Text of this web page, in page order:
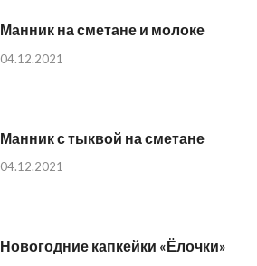
Манник на сметане и молоке
04.12.2021
Манник с тыквой на сметане
04.12.2021
Новогодние капкейки «Ёлочки»